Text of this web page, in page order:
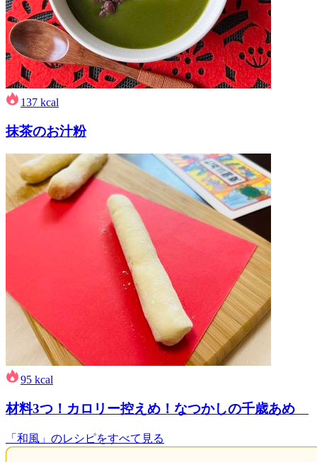
137 kcal
抹茶のお汁粉
95 kcal
材料3つ！カロリー控えめ！なつかしの千歳あめ
「和風」のレシピをすべて見る